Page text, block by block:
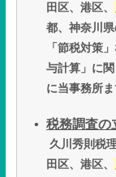
田区、港区、
都、神奈川
「節税対策
与計算」に
に当事務所
税務調査の
久川秀則税
田区、港区、